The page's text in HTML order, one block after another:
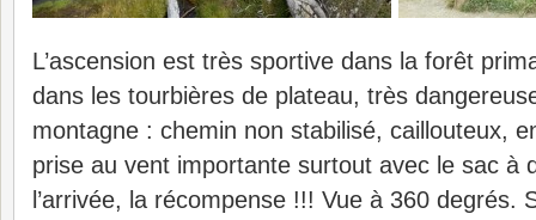
L’ascension est très sportive dans la forêt
dans les tourbières de plateau, très
montagne : chemin non stabilisé, caillouteux,
prise au vent importante surtout avec le sac à
l’arrivée, la récompense !!! Vue à 360 degrés.